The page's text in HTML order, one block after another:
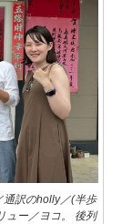
通訳のholly／(半歩
ュー／ヨコ。 後列